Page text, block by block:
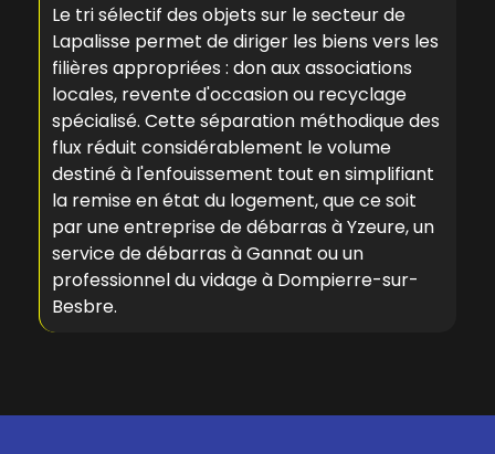
Le tri sélectif des objets sur le secteur de
Lapalisse permet de diriger les biens vers les
filières appropriées : don aux associations
locales, revente d'occasion ou recyclage
spécialisé. Cette séparation méthodique des
flux réduit considérablement le volume
destiné à l'enfouissement tout en simplifiant
la remise en état du logement, que ce soit
par uneentreprise de débarras à Yzeure, un
service de débarras à Gannat ou un
professionnel du vidage à Dompierre-sur-
Besbre.